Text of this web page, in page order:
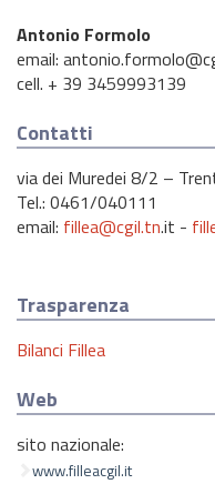
Antonio Formolo
email:
cell. + 39 3459993139
Contatti
via dei Muredei 8/2 –
Tel.: 0461/040111
email: fillea@cgil.tn.it -
Trasparenza
Bilanci Fillea
Web
sito nazionale:
www.filleacgil.it